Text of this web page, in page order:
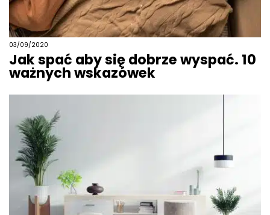
03/09/2020
Jak spać aby się dobrze wyspać. 10
ważnych wskazówek